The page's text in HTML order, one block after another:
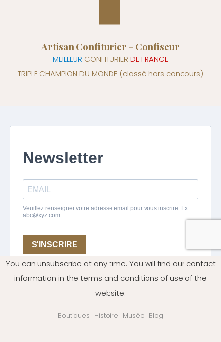
Artisan Confiturier - Confiseur
MEILLEUR CONFITURIER DE FRANCE
TRIPLE CHAMPION DU MONDE (classé hors concours)
You can unsubscribe at any time. You will find our contact
information in the terms and conditions of use of the
website.
Boutiques Histoire Musée Blog